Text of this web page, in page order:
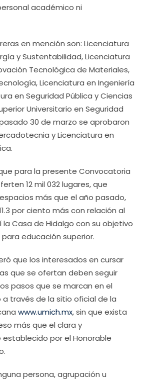
académico ni
en mención son: Licenciatura
y Sustentabilidad, Licenciatura
Tecnológica de Materiales,
Licenciatura en Ingeniería
en Seguridad Pública y Ciencias
Universitario en Seguridad
30 de marzo se aprobaron
y Licenciatura en
para la presente Convocatoria
12 mil 032 lugares, que
más que el año pasado,
por ciento más con relación al
la Casa de Hidalgo con su objetivo
educación superior.
que los interesados en cursar
que se ofertan deben seguir
pasos que se marcan en el
a través de la sitio oficial de la
www.umich.mx, sin que exista
más que el clara y
por el Honorable
persona, agrupación u